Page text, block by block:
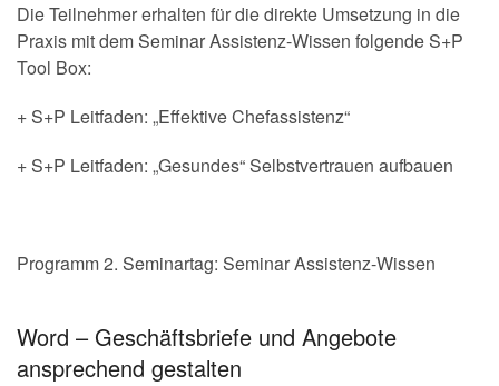
Die Teilnehmer erhalten für die direkte Umsetzung in die
Praxis mit dem Seminar Assistenz-Wissen folgende S+P
Tool Box:
+ S+P Leitfaden: „Effektive Chefassistenz“
+ S+P Leitfaden: „Gesundes“ Selbstvertrauen aufbauen
Programm 2. Seminartag: Seminar Assistenz-Wissen
Word – Geschäftsbriefe und Angebote
ansprechend gestalten